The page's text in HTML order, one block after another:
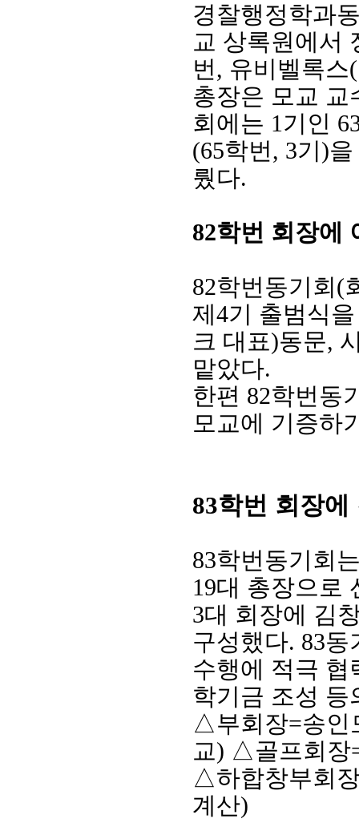
경찰행정학과
교 상록원에서
번, 유비벨록스(
총장은 모교 교
회에는 1 기인
(65학번, 3기)
뤘다.
82학번 회장에
82학번동기회(
제4기 출범식
크 대표)동문,
맡았다.
한편 82학번동
모교에 기증하
83학번 회장에
83학번동기회
19대 총장으로
3대 회장에 김
구성했다. 83동
수행에 적극 협
학기금 조성 등
△부회장=송인
교) △골프회장
△하합창부회
계산)